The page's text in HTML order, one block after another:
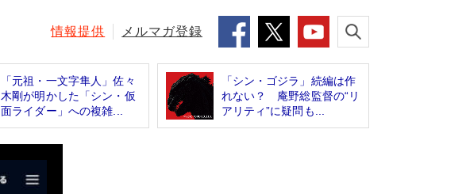
情報提供 メルマガ登録
「元祖・一文字隼人」佐々
木剛が明かした「シン・仮
面ライダー」への複雑...
「シン・ゴジラ」続編は作
れない？ 庵野総監督の“リ
アリティ”に疑問も...